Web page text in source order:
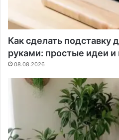
Как сделать подставку
руками: простые идеи и
08.08.2026